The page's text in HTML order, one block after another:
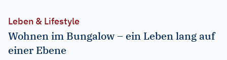
Leben & Lifestyle
Wohnen im Bungalow – ein Leben lang auf
einer Ebene